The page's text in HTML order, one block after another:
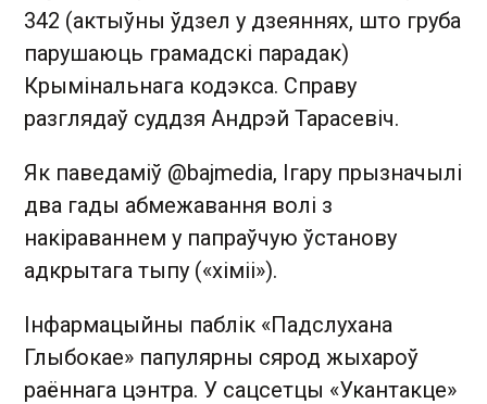
342 (актыўны ўдзел у дзеяннях, што груба
парушаюць грамадскі парадак)
Крымінальнага кодэкса. Справу
разглядаў суддзя Андрэй Тарасевіч.
Як паведаміў @bajmedia, Ігару прызначылі
два гады абмежавання волі з
накіраваннем у папраўчую ўстанову
адкрытага тыпу («хіміі»).
Інфармацыйны паблік «Падслухана
Глыбокае» папулярны сярод жыхароў
раённага цэнтра. У сацсетцы «Укантакце»